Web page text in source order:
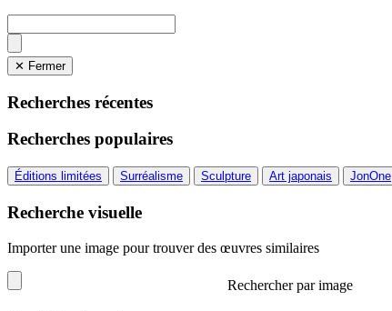
✕ Fermer
Recherches récentes
Recherches populaires
Éditions limitées Surréalisme Sculpture Art japonais JonOne
Recherche visuelle
Importer une image pour trouver des œuvres similaires
Rechercher par image